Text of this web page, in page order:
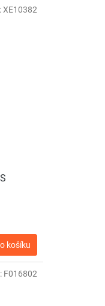
košíku
XE10382
F016802